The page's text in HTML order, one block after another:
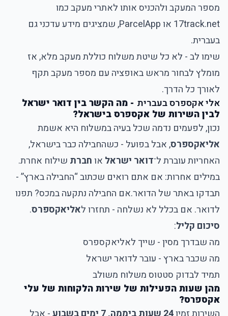
מספר המעקב ולהכניס אותו לאתרי מעקב כמו
17track.net או ParcelApp, שמציגים מידע עדכני גם
בעברית.
שימו לב - לא כל שיטת משלוח כוללת מעקב מלא, אז
מומלץ לבחור מראש באופציה עם מספר מעקב תקף
לאורך כל הדרך.
אלי אקספרס בעברית - מה הקשר בין דואר ישראל
לבין השירות של אקספרס בישראל?
נכון, לפעמים נדמה שכל בעיה במשלוח היא אשמת
אליאקספרס, אבל בפועל - כשהחבילה כבר בישראל,
האחריות עוברת ל־דואר ישראל אוחברת שילוח אחרת.
במילים אחרות: אם אתם רואים שכתוב “החבילה בארץ” -
תבדקו באתר של הדואר.אם החבילה נתקעה במכס? תפנו
לדואר. אם בכלל לא נשלחה - תחזרו לאליאקספרס.
סיכום קליל:
מה שבדרך מסין - שייך לאליאקספרס
מה שכבר בארץ - עובר לדואר ישראל
תמיד לבדוק סטטוס משלוח משולב
מהן שעות הפעילות של שירות הלקוחות של עלי
אקספרס?